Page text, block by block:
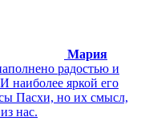
Мария
радостью и
наиболее яркой его
Пасхи, но их смысл,
нас.